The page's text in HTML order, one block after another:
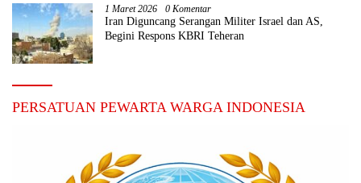
1 Maret 2026 0 Komentar
Iran Diguncang Serangan Militer Israel dan AS,
Begini Respons KBRI Teheran
PERSATUAN PEWARTA WARGA INDONESIA